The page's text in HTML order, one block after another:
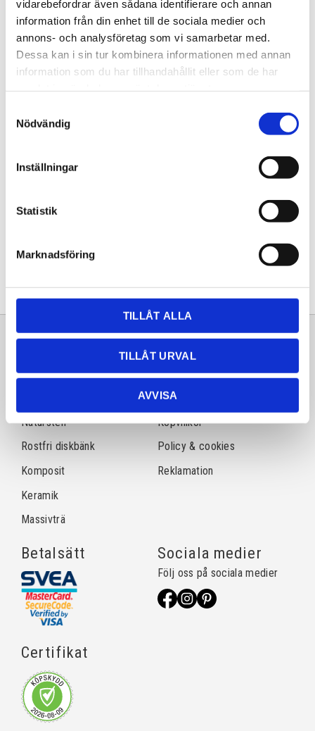
vidarebefordrar även sådana identifierare och annan
information från din enhet till de sociala medier och
annons- och analysföretag som vi samarbetar med.
Dessa kan i sin tur kombinera informationen med annan
information som du har tillhandahållit eller som de har
Nödvändig
Inställningar
Statistik
Marknadsföring
TILLÅT ALLA
TILLÅT URVAL
AVVISA
9 995,00 KR
5-7 vardagar
Läs mer
sverigeblanco.se/produkt/blanco-
claron-700-u/
Laminat
Natursten
Rostfri diskbänk
Komposit
Keramik
Massivträ
Kundtjänst
Frågor & svar
Köpvillkor
Policy & cookies
Reklamation
Betalsätt
Certifikat
Sociala medier
Följ oss på sociala medier